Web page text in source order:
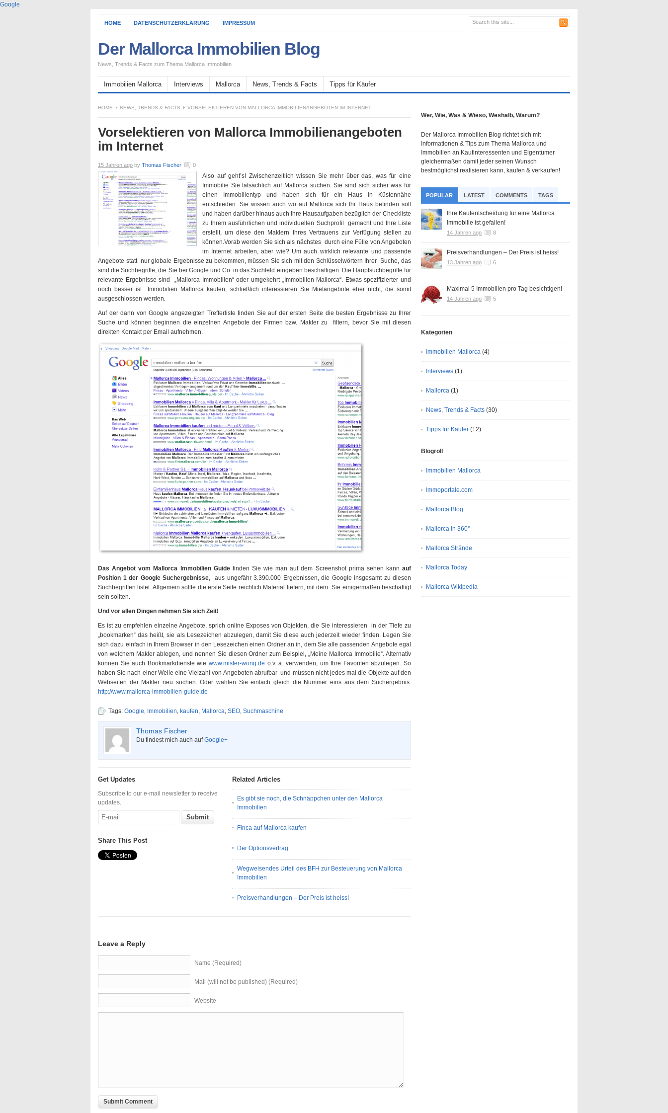
Google
HOME DATENSCHUTZERKLÄRUNG IMPRESSUM
Der Mallorca Immobilien Blog
News, Trends & Facts zum Thema Mallorca Immobilien
Immobilien Mallorca Interviews Mallorca News, Trends & Facts Tipps für Käufer
HOME NEWS, TRENDS & FACTS VORSELEKTIEREN VON MALLORCA IMMOBILIENANGEBOTEN IM INTERNET
Vorselektieren von Mallorca Immobilienangeboten
im Internet
15 Jahren ago by Thomas Fischer 0
Also auf geht’s! Zwischenzeitlich wissen Sie mehr über das, was für eine
Immobilie Sie tatsächlich auf Mallorca suchen. Sie sind sich sicher was für
einen Immobilientyp und haben sich für ein Haus in Küstennähe
entschieden. Sie wissen auch wo auf Mallorca sich Ihr Haus befinden soll
und haben darüber hinaus auch Ihre Hausaufgaben bezüglich der Checkliste
zu Ihrem ausführlichen und individuellen Suchprofil gemacht und Ihre Liste
erstellt, um diese den Maklern Ihres Vertrauens zur Verfügung stellen zu
können.Vorab werden Sie sich als nächstes durch eine Fülle von Angeboten
im Internet arbeiten, aber wie? Um auch wirklich relevante und passende
Angebote statt nur globale Ergebnisse zu bekommen, müssen Sie sich mit den Schlüsselwörtern Ihrer Suche, das
sind die Suchbegriffe, die Sie bei Google und Co. in das Suchfeld eingeben beschäftigen. Die Hauptsuchbegriffe für
relevante Ergebnisse sind „Mallorca Immobilien“ oder umgekehrt „Immobilien Mallorca“. Etwas spezifizierter und
noch besser ist Immobilien Mallorca kaufen, schließlich interessieren Sie Mietangebote eher nicht, die somit
ausgeschlossen werden.
Auf der dann von Google angezeigten Trefferliste finden Sie auf der ersten Seite die besten Ergebnisse zu Ihrer
Suche und können beginnen die einzelnen Angebote der Firmen bzw. Makler zu filtern, bevor Sie mit diesen
direkten Kontakt per Email aufnehmen.
Das Angebot vom Mallorca Immobilien Guidefinden Sie wie man auf dem Screenshot prima sehen kann auf
Position 1 der Google Suchergebnisse, aus ungefähr 3.390.000 Ergebnissen, die Google insgesamt zu diesen
Suchbegriffen listet. Allgemein sollte die erste Seite reichlich Material liefern, mit dem Sie einigermaßen beschäftigt
sein sollten.
Und vor allen Dingen nehmen Sie sich Zeit!
Es ist zu empfehlen einzelne Angebote, sprich online Exposes von Objekten, die Sie interessieren in der Tiefe zu
„bookmarken“ das heißt, sie als Lesezeichen abzulegen, damit Sie diese auch jederzeit wieder finden. Legen Sie
sich dazu einfach in Ihrem Browser in den Lesezeichen einen Ordner an in, dem Sie alle passenden Angebote egal
von welchem Makler ablegen, und nennen Sie diesen Ordner zum Beispiel, „Meine Mallorca Immobilie“. Alternativ
können Sie auch Bookmarkdienste wiewww.mister-wong.de o.v. a. verwenden, um Ihre Favoriten abzulegen. So
haben Sie nach einer Weile eine Vielzahl von Angeboten abrufbar und müssen nicht jedes mal die Objekte auf den
Webseiten der Makler neu suchen. Oder wählen Sie einfach gleich die Nummer eins aus dem Suchergebnis:
http://www.mallorca-immobilien-guide.de
Tags: Google, Immobilien, kaufen, Mallorca, SEO, Suchmaschine
Thomas Fischer
Du findest mich auch aufGoogle+
Get Updates
Subscribe to our e-mail newsletter to receive
updates.
Share This Post
Related Articles
Es gibt sie noch, die Schnäppchen unter den Mallorca
Immobilien
Finca auf Mallorca kaufen
Der Optionsvertrag
Wegweisendes Urteil des BFH zur Besteuerung von Mallorca
Immobilien
Preisverhandlungen – Der Preis ist heiss!
Leave a Reply
Name (Required)
Mail (will not be published) (Required)
Website
Wer, Wie, Was & Wieso, Weshalb, Warum?
Der Mallorca Immobilien Blog richtet sich mit
Informationen & Tips zum Thema Mallorca und
Immobilien an Kaufinteressenten und Eigentümer
gleichermaßen damit jeder seinen Wunsch
bestmöglichst realisieren kann, kaufen & verkaufen!
POPULAR LATEST COMMENTS TAGS
Ihre Kaufentscheidung für eine Mallorca
Immobilie ist gefallen!
14 Jahren ago 8
Preisverhandlungen – Der Preis ist heiss!
13 Jahren ago 6
Maximal 5 Immobilien pro Tag besichtigen!
14 Jahren ago 5
Kategorien
Immobilien Mallorca (4)
Interviews (1)
Mallorca (1)
News, Trends & Facts (30)
Tipps für Käufer (12)
Blogroll
Immobilien Mallorca
Immoportale.com
Mallorca Blog
Mallorca in 360°
Mallorca Strände
Mallorca Today
Mallorca Wikipedia